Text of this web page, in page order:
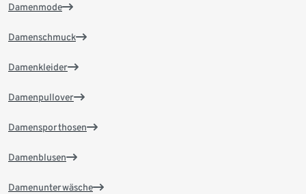
Damenmode
Damenschmuck
Damenkleider
Damenpullover
Damensporthosen
Damenblusen
Damenunterwäsche